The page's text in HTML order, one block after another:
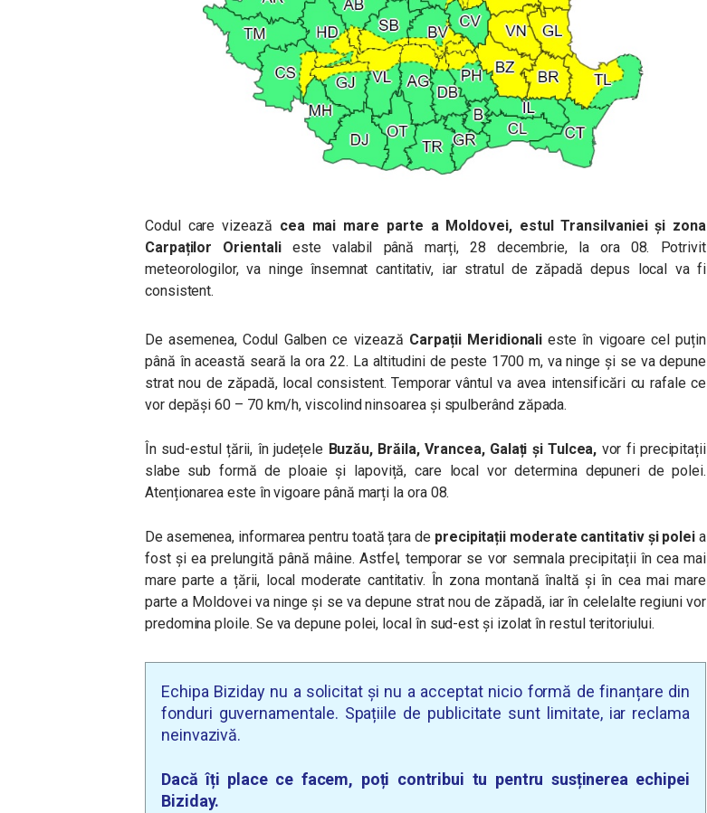
Codul care vizează cea mai mare parte a Moldovei, estul Transilvaniei și zona
Carpaților Orientalieste valabil până marți, 28 decembrie, la ora 08. Potrivit
meteorologilor,va ninge însemnat cantitativ, iar stratul de zăpadă depus local va fi
consistent.
De asemenea, Codul Galben ce vizează Carpații Meridionali este în vigoare cel puțin
până în această seară la ora 22. La altitudini de peste 1700 m, va ninge și se va depune
strat nou de zăpadă, local consistent. Temporar vântul va avea intensificări cu rafale ce
vor depăși 60 – 70 km/h, viscolind ninsoarea și spulberând zăpada.
În sud-estul țării, în județele Buzău, Brăila, Vrancea, Galați și Tulcea, vor fi precipitații
slabe sub formă de ploaie și lapoviță, care local vor determina depuneri de polei.
Atenționarea este în vigoare până marți la ora 08.
De asemenea, informarea pentru toată țara de precipitații moderate cantitativ și poleia
fost și ea prelungită până mâine. Astfel, temporar se vor semnala precipitații în cea mai
mare parte a țării, local moderate cantitativ. În zona montană înaltă și în cea mai mare
parte a Moldovei va ninge și se va depune strat nou de zăpadă, iar în celelalte regiuni vor
predomina ploile. Se va depune polei, local în sud-est și izolat în restul teritoriului.
Echipa Biziday nu a solicitat și nu a acceptat nicio formă de finanțare din
fonduri guvernamentale. Spațiile de publicitate sunt limitate, iar reclama
neinvazivă.
Dacă îți place ce facem, poți contribui tu pentru susținerea echipei
Biziday.